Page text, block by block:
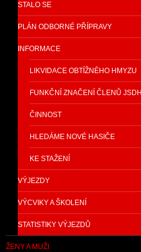
STALO SE
PLÁN ODBORNÉ PŘÍPRAVY
INFORMACE
LIKVIDACE OBTÍŽNÉHO HMYZU
FUNKČNÍ ZNAČENÍ ČLENŮ JSDH
ČINNOST
HLEDÁME NOVÉ HASIČE
KE STAŽENÍ
VÝJEZDY
VÝCVIKY A ŠKOLENÍ
STATISTIKY VÝJEZDŮ
ŽENY A MUŽI